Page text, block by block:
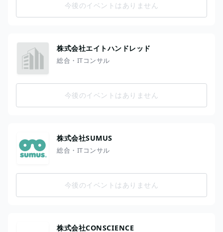
今後のイベントはありません
株式会社エイトハンドレッド
総合・ITコンサル
今後のイベントはありません
株式会社SUMUS
総合・ITコンサル
今後のイベントはありません
株式会社CONSCIENCE